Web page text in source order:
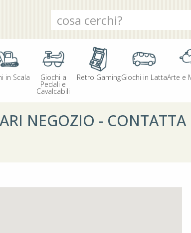
in Scala Giochi a
Pedali e
Cavalcabili
Retro GamingGiochi in LattaArte e
NEGOZIO -